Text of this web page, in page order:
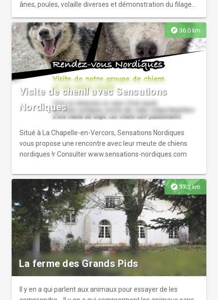
ânes, poules, volaille diverses et démonstration du filage
explore 36.0 km
Visite de chenil avec Sensations
Nordiques
Situé à La Chapelle-en-Vercors, Sensations Nordiques
vous propose une rencontre avec leur meute de chiens
nordiques !r Consulter www.sensations-nordiques.com
explore 37.3 km
La ferme des Grands Pids
Il y en a qui parlent aux animaux pour essayer de les